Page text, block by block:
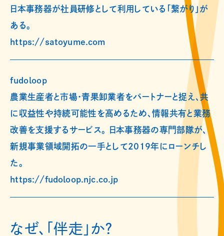
日本事務器が社員研修として利用している「繋がり」が
ある。
https://satoyume.com
fudoloop
農業生産者と市場･青果卸業者をパートナーと捉え、共
に収益性や持続可能性を高めるため、情報共有と業務
改善を支援するサービス。 日本事務器の専門部隊が、
新規事業領域開拓の一手として2019年にローンチし
た。
https://fudoloop.njc.co.jp
なぜ、「伴走」か？